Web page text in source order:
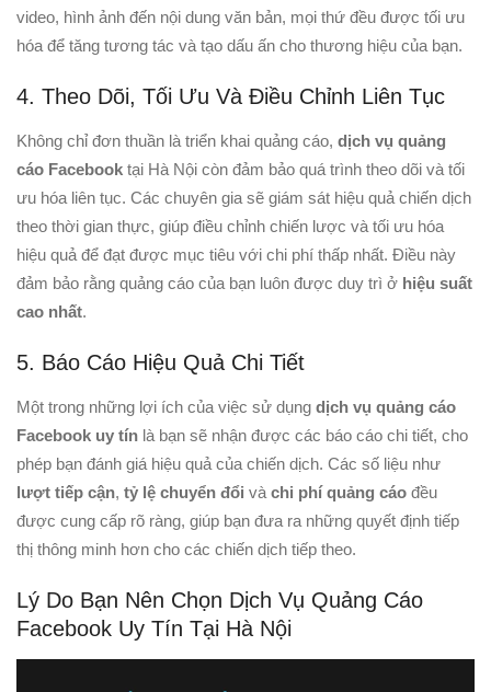
video, hình ảnh đến nội dung văn bản, mọi thứ đều được tối ưu
hóa để tăng tương tác và tạo dấu ấn cho thương hiệu của bạn.
4. Theo Dõi, Tối Ưu Và Điều Chỉnh Liên Tục
Không chỉ đơn thuần là triển khai quảng cáo, dịch vụ quảng
cáo Facebook tại Hà Nội còn đảm bảo quá trình theo dõi và tối
ưu hóa liên tục. Các chuyên gia sẽ giám sát hiệu quả chiến dịch
theo thời gian thực, giúp điều chỉnh chiến lược và tối ưu hóa
hiệu quả để đạt được mục tiêu với chi phí thấp nhất. Điều này
đảm bảo rằng quảng cáo của bạn luôn được duy trì ở hiệu suất
cao nhất.
5. Báo Cáo Hiệu Quả Chi Tiết
Một trong những lợi ích của việc sử dụng dịch vụ quảng cáo
Facebook uy tín là bạn sẽ nhận được các báo cáo chi tiết, cho
phép bạn đánh giá hiệu quả của chiến dịch. Các số liệu như
lượt tiếp cận, tỷ lệ chuyển đổi vàchi phí quảng cáo đều
được cung cấp rõ ràng, giúp bạn đưa ra những quyết định tiếp
thị thông minh hơn cho các chiến dịch tiếp theo.
Lý Do Bạn Nên Chọn Dịch Vụ Quảng Cáo
Facebook Uy Tín Tại Hà Nội